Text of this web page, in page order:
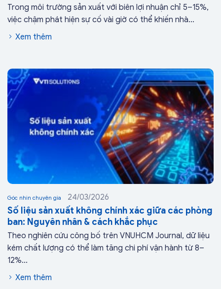
Trong môi trường sản xuất với biên lợi nhuận chỉ 5–15%,
việc chậm phát hiện sự cố vài giờ có thể khiến nhà...
Xem thêm
Góc nhìn chuyên gia 24/03/2026
Số liệu sản xuất không chính xác giữa các phòng
ban: Nguyên nhân & cách khắc phục
Theo nghiên cứu công bố trên VNUHCM Journal, dữ liệu
kém chất lượng có thể làm tăng chi phí vận hành từ 8–
12%...
Xem thêm